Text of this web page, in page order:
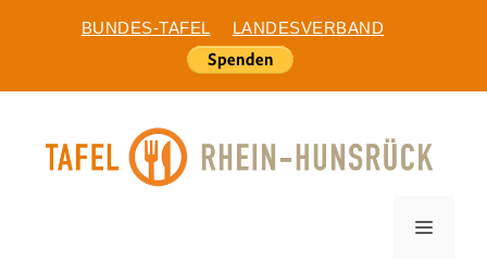
BUNDES-TAFEL LANDESVERBAND
MENÜ